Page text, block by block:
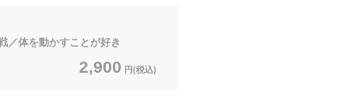
体を動かすことが好き
2,900 円(税込)